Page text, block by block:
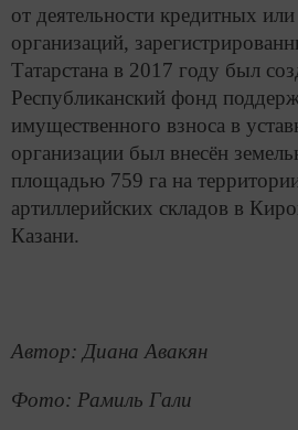
от деятельности кредитных
организаций,
Татарстана в 2017 году был
Республиканский фонд
имущественного взноса в
организации был внесён
площадью 759 га на
артиллерийских складов в
Казани.
Автор: Диана Авакян
Фото: Рамиль Гали